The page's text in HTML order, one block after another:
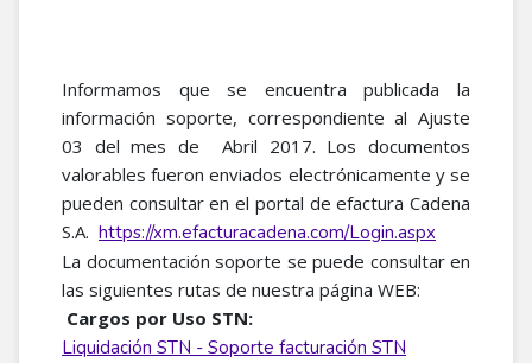
Informamos que se encuentra publicada la
información soporte, correspondiente al Ajuste
03 del mes de Abril 2017. Los documentos
valorables fueron enviados electrónicamente y se
pueden consultar en el portal de efactura Cadena
S.A. https://xm.efacturacadena.com/Login.aspx
La documentación soporte se puede consultar en
las siguientes rutas de nuestra página WEB:
Cargos por Uso STN:
Liquidación STN - Soporte facturación STN